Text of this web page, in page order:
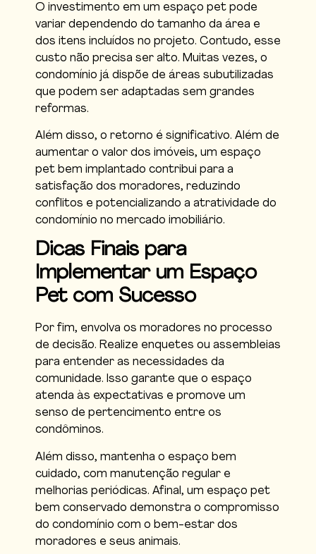
O investimento em um espaço pet pode
variar dependendo do tamanho da área e
dos itens incluídos no projeto. Contudo, esse
custo não precisa ser alto. Muitas vezes, o
condomínio já dispõe de áreas subutilizadas
que podem ser adaptadas sem grandes
reformas.
Além disso, o retorno é significativo. Além de
aumentar o valor dos imóveis, um espaço
pet bem implantado contribui para a
satisfação dos moradores, reduzindo
conflitos e potencializando a atratividade do
condomínio no mercado imobiliário.
Dicas Finais para
Implementar um Espaço
Pet com Sucesso
Por fim, envolva os moradores no processo
de decisão. Realize enquetes ou assembleias
para entender as necessidades da
comunidade. Isso garante que o espaço
atenda às expectativas e promove um
senso de pertencimento entre os
condôminos.
Além disso, mantenha o espaço bem
cuidado, com manutenção regular e
melhorias periódicas. Afinal, um espaço pet
bem conservado demonstra o compromisso
do condomínio com o bem-estar dos
moradores e seus animais.